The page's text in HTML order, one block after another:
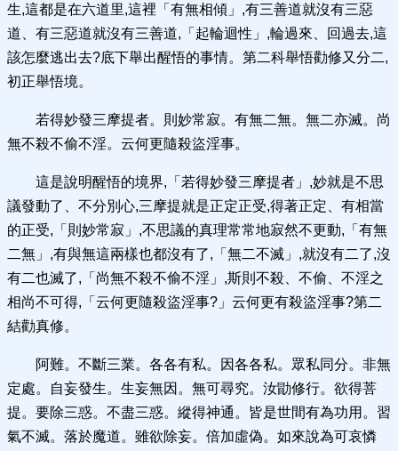
生,這都是在六道里,這裡「有無相傾」,有三善道就沒有三惡
道、有三惡道就沒有三善道,「起輪迴性」,輪過來、回過去,這
該怎麼逃出去?底下舉出醒悟的事情。第二科舉悟勸修又分二,
初正舉悟境。
若得妙發三摩提者。則妙常寂。有無二無。無二亦滅。尚
無不殺不偷不淫。云何更隨殺盜淫事。
這是說明醒悟的境界,「若得妙發三摩提者」,妙就是不思
議發動了、不分別心,三摩提就是正定正受,得著正定、有相當
的正受,「則妙常寂」,不思議的真理常常地寂然不更動,「有無
二無」,有與無這兩樣也都沒有了,「無二不滅」,就沒有二了,沒
有二也滅了,「尚無不殺不偷不淫」,斯則不殺、不偷、不淫之
相尚不可得,「云何更隨殺盜淫事?」云何更有殺盜淫事?第二
結勸真修。
阿難。不斷三業。各各有私。因各各私。眾私同分。非無
定處。自妄發生。生妄無因。無可尋究。汝勖修行。欲得菩
提。要除三惑。不盡三惑。縱得神通。皆是世間有為功用。習
氣不滅。落於魔道。雖欲除妄。倍加虛偽。如來說為可哀憐